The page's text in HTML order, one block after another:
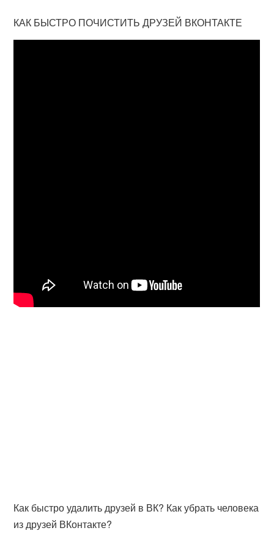
КАК БЫСТРО ПОЧИСТИТЬ ДРУЗЕЙ ВКОНТАКТЕ
Как быстро удалить друзей в ВК? Как убрать человека
из друзей ВКонтакте?